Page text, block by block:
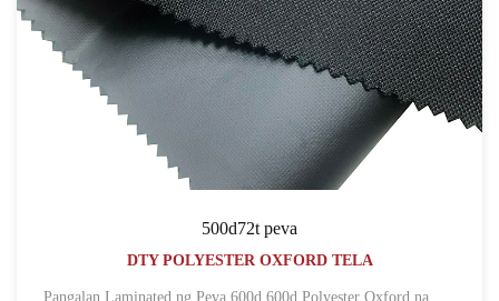
500d72t peva
DTY POLYESTER OXFORD TELA
Pangalan Laminated ng Peva 600d 600d Polyester Oxford na......